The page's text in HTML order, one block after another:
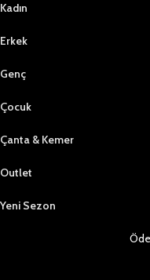
Kadın
Erkek
Genç
Çocuk
Çanta & Kemer
Outlet
Yeni Sezon